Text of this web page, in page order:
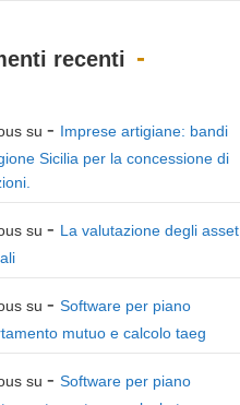
recenti
su
Imprese artigiane: bandi
Sicilia per la concessione di
su
La valutazione degli asset
su
Software per piano
mutuo e calcolo taeg
su
Software per piano